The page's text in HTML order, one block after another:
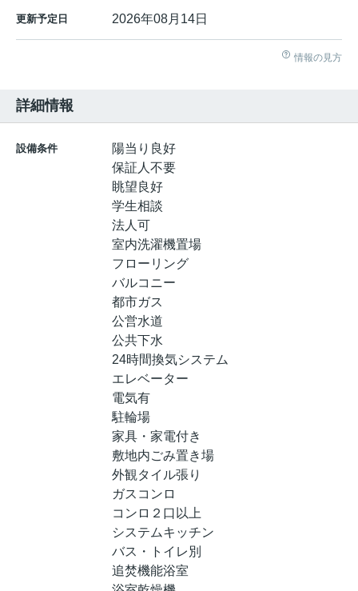
更新予定日 2026年08月14日
情報の見方
詳細情報
設備条件
陽当り良好
保証人不要
眺望良好
学生相談
法人可
室内洗濯機置場
フローリング
バルコニー
都市ガス
公営水道
公共下水
24時間換気システム
エレベーター
電気有
駐輪場
家具・家電付き
敷地内ごみ置き場
外観タイル張り
ガスコンロ
コンロ２口以上
システムキッチン
バス・トイレ別
追焚機能浴室